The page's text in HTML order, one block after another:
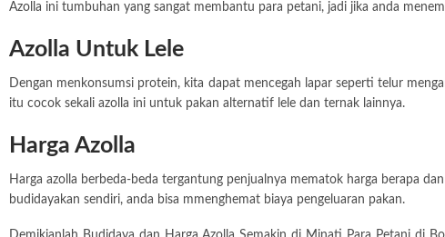
Azolla ini tumbuhan yang sangat membantu para petani, jadi jika anda
Azolla Untuk Lele
Dengan menkonsumsi protein, kita dapat mencegah lapar seperti telur
itu cocok sekali azolla ini untuk pakan alternatif lele dan ternak lainnya.
Harga Azolla
Harga azolla berbeda-beda tergantung penjualnya mematok harga berapa
budidayakan sendiri, anda bisa mmenghemat biaya pengeluaran pakan.